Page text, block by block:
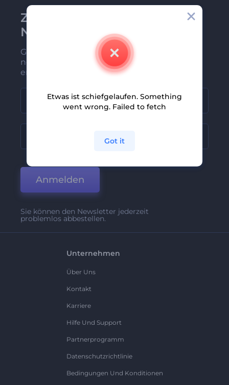
Zu Renderforest-
Newsletter anmelden
Gehören Sie zu den Ersten, die unsere
neuesten Nachrichten und Angebote
erhalten
Anmelden
Sie können den Newsletter jederzeit
problemlos abbestellen.
Unternehmen
Über Uns
Kontakt
Karriere
Hilfe Und Support
Partnerprogramm
Datenschutzrichtlinie
Bedingungen Und Konditionen
Etwas ist schiefgelaufen. Something
went wrong. Failed to fetch
Got it